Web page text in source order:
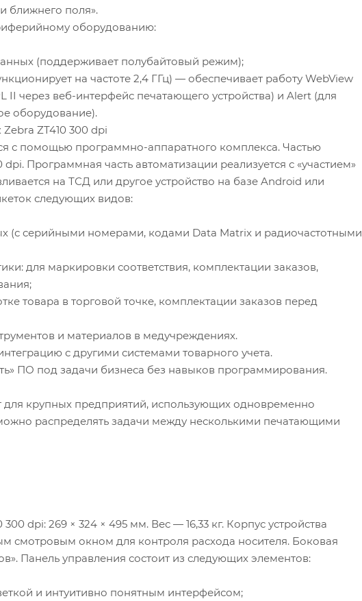
ближнего поля».
оборудованию:
(поддерживает полубайтовый режим);
на частоте 2,4 ГГц) — обеспечивает работу WebView
через веб-интерфейс печатающего устройства) и Alert (для
оборудование).
ZT410 300 dpi
с помощью программно-аппаратного комплекса. Частью
Программная часть автоматизации реализуется с «участием»
на ТСД или другое устройство на базе Android или
следующих видов:
(с серийными номерами, кодами Data Matrix и радиочастотными
для маркировки соответствия, комплектации заказов,
товара в торговой точке, комплектации заказов перед
и материалов в медучреждениях.
с другими системами товарного учета.
ПО под задачи бизнеса без навыков программирования.
крупных предприятий, использующих одновременно
распределять задачи между несколькими печатающими
dpi: 269 × 324 × 495 мм. Вес — 16,33 кг. Корпус устройства
смотровым окном для контроля расхода носителя. Боковая
Панель управления состоит из следующих элементов:
и интуитивно понятным интерфейсом;